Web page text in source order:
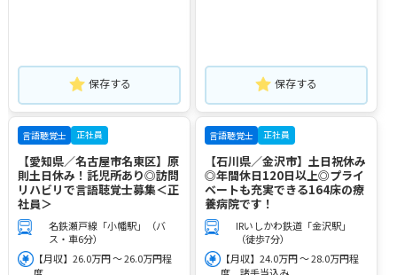
保存する 保存する
言語聴覚士 正社員
【愛知県／名古屋市名東区】原
則土日休み！託児所あり◎訪問
リハビリで言語聴覚士募集＜正
社員＞
名鉄瀬戸線「小幡駅」（バ
ス・車6分）
【月収】26.0万円 ～ 26.0万円程
言語聴覚士 正社員
【石川県／金沢市】土日祝休み
◎年間休日120日以上◎プライ
ベートも充実できる164床の療
養病院です！
IRいしかわ鉄道「金沢駅」
（徒歩7分）
【月収】24.0万円 ～ 28.0万円程